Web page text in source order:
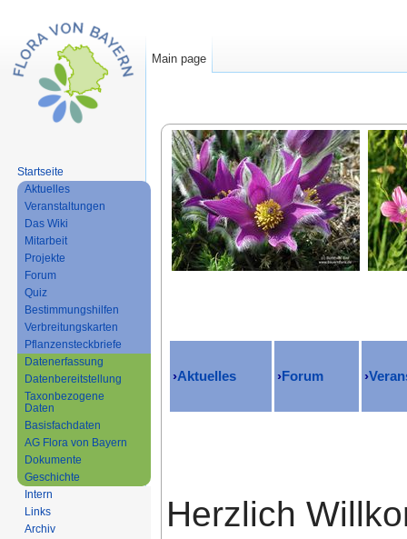
›Aktuelles ›Forum ›
Herzlich
Main page
Startseite
Aktuelles
Veranstaltungen
Das Wiki
Mitarbeit
Projekte
Forum
Quiz
Bestimmungshilfen
Verbreitungskarten
Pflanzensteckbriefe
Datenerfassung
Datenbereitstellung
Taxonbezogene
Daten
Basisfachdaten
AG Flora von Bayern
Dokumente
Geschichte
Intern
Links
Archiv